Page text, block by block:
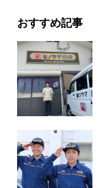
おすすめ記事